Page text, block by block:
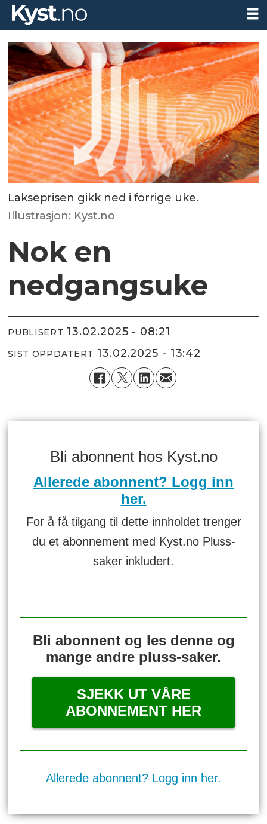
Lakseprisen gikk ned i forrige uke.
Illustrasjon: Kyst.no
Nok en
nedgangsuke
PUBLISERT 13.02.2025 - 08:21
SIST OPPDATERT 13.02.2025 - 13:42
Bli abonnent hos Kyst.no
Allerede abonnent? Logg inn
her.
For å få tilgang til dette innholdet trenger
du et abonnement med Kyst.no Pluss-
saker inkludert.
Bli abonnent og les denne og
mange andre pluss-saker.
SJEKK UT VÅRE
ABONNEMENT HER
Allerede abonnent? Logg inn her.